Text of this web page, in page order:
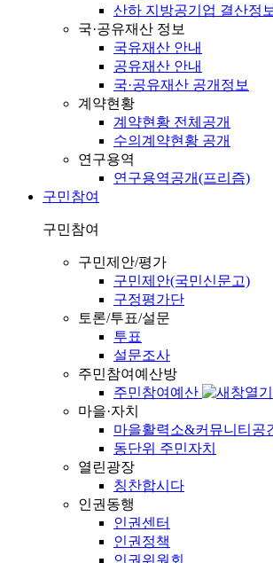
산하 지방공기업 결산정보
국·공유재산 정보
국유재산 안내
공유재산 안내
국·공유재산 공개정보
계약현황
계약현황 전체공개
수의계약현황 공개
연구용역
연구용역공개(프리즘)
구민참여
구민참여
구민제안/평가
구민제안(국민신문고)
구정평가단
토론/투표/설문
투표
설문조사
주민참여예산방
주민참여예산
마을·자치
마을활력소&커뮤니티공
동단위 주민자치
열린광장
칭찬합시다
인권동행
인권센터
인권정책
인권위원회